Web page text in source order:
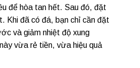
để hòa tan hết. Sau đó, đặt
Khi đã có đá, bạn chỉ cần đặt
và giảm nhiệt độ xung
vừa rẻ tiền, vừa hiệu quả